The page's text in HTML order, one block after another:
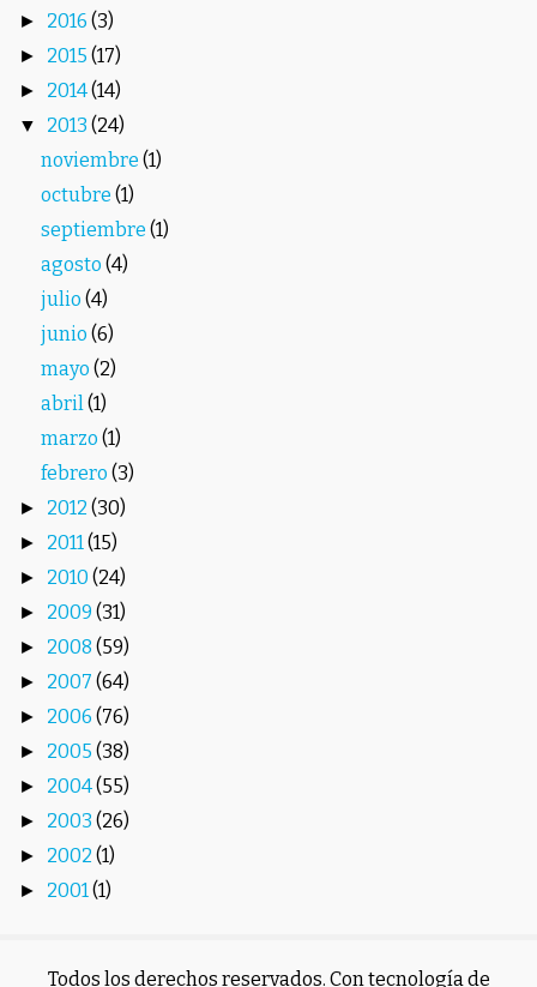
► 2016 (3)
► 2015 (17)
► 2014(14)
▼ 2013 (24)
noviembre(1)
octubre(1)
septiembre(1)
agosto(4)
julio(4)
junio(6)
mayo(2)
abril(1)
marzo(1)
febrero(3)
► 2012 (30)
► 2011(15)
► 2010 (24)
► 2009 (31)
► 2008 (59)
► 2007 (64)
► 2006 (76)
► 2005 (38)
► 2004(55)
► 2003 (26)
► 2002 (1)
► 2001(1)
Todos los derechos reservados. Con tecnología de